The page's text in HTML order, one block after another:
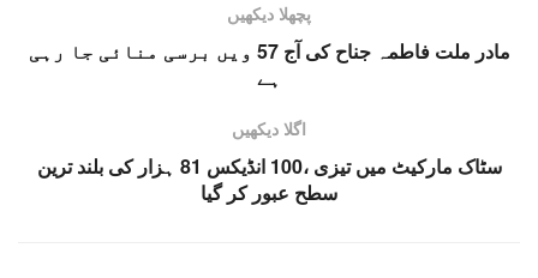
پچھلا دیکھیں
مادر ملت فاطمہ جناح کی آج 57 ویں برسی منائی جا رہی
ہے
اگلا دیکھیں
سٹاک مارکیٹ میں تیزی ،100 انڈیکس 81 ہزار کی بلند ترین
سطح عبور کر گیا